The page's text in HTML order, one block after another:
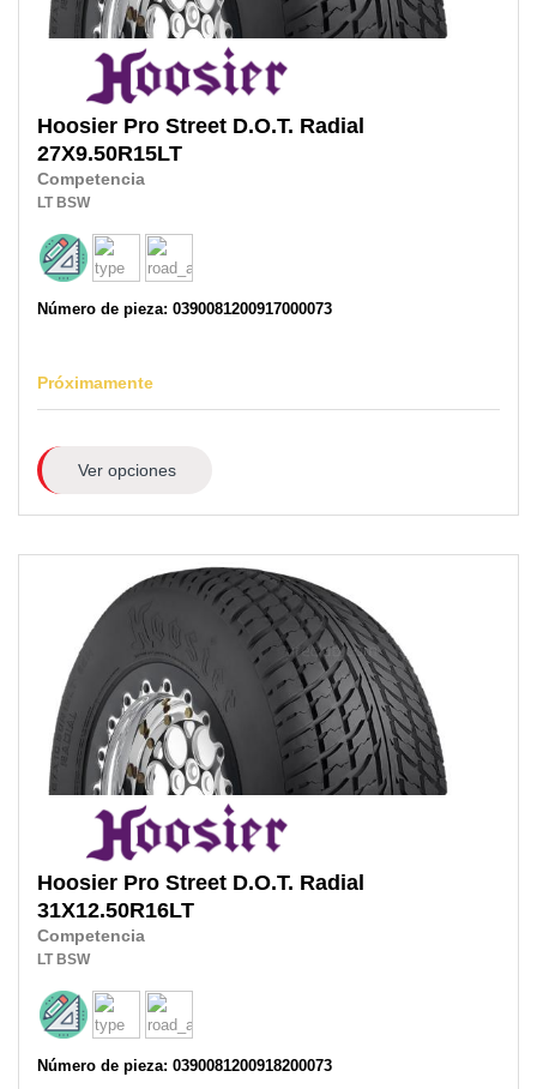
Hoosier Pro Street D.O.T. Radial
27X9.50R15LT
Competencia
LT BSW
Número de pieza: 0390081200917000073
Próximamente
Ver opciones
Hoosier Pro Street D.O.T. Radial
31X12.50R16LT
Competencia
LT BSW
Número de pieza: 0390081200918200073